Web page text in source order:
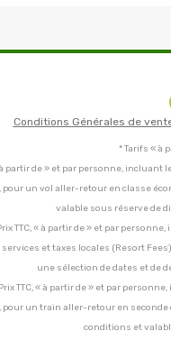
Conditions Générales de
* Tarifs « à
à partir de » et par personne,
pour un vol aller-retour en classe
valable sous réserve de
TTC, « à partir de » et par
et taxes locales (Resort
une sélection de dates et de
TTC, « à partir de » et par
pour un train aller-retour en
conditions et